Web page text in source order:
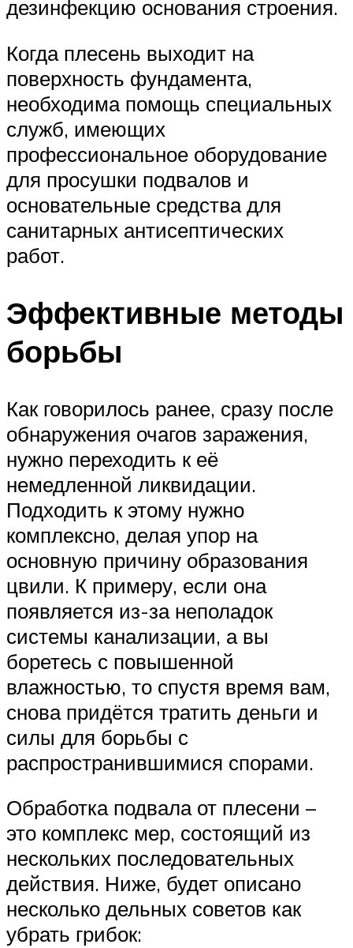
дезинфекцию основания строения.
Когда плесень выходит на
поверхность фундамента,
необходима помощь специальных
служб, имеющих
профессиональное оборудование
для просушки подвалов и
основательные средства для
санитарных антисептических
работ.
Эффективные методы
борьбы
Как говорилось ранее, сразу после
обнаружения очагов заражения,
нужно переходить к её
немедленной ликвидации.
Подходить к этому нужно
комплексно, делая упор на
основную причину образования
цвили. К примеру, если она
появляется из-за неполадок
системы канализации, а вы
боретесь с повышенной
влажностью, то спустя время вам,
снова придётся тратить деньги и
силы для борьбы с
распространившимися спорами.
Обработка подвала от плесени –
это комплекс мер, состоящий из
нескольких последовательных
действия. Ниже, будет описано
несколько дельных советов как
убрать грибок: